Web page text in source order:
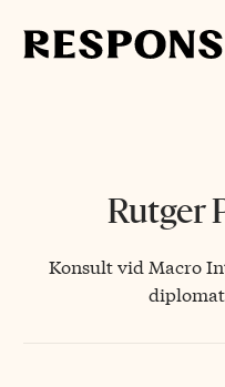
Rutger
Konsult vid Macro